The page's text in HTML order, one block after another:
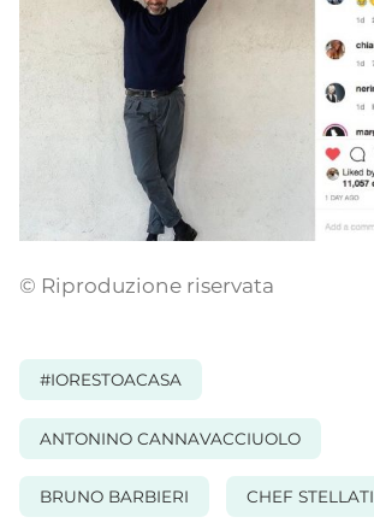
© Riproduzione riservata
#IORESTOACASA
ANTONINO CANNAVACCIUOLO
BRUNO BARBIERI CHEF STELLATI